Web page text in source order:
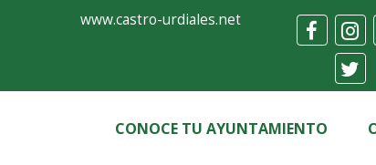
FormularioAyuntamiento
Castro-
Urdiales
www.castro-urdiales.net
CONOCE TU AYUNTAMIENTO